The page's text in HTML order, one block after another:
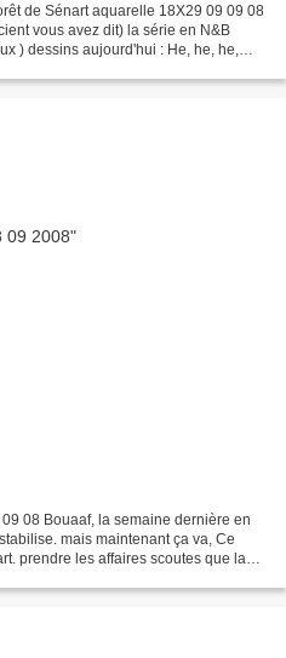
de Sénart aquarelle 18X29 09 09 08
vous avez dit) la série en N&B
) dessins aujourd'hui : He, he, he,
08 Bouaaf, la semaine dernière en
mais maintenant ça va, Ce
prendre les affaires scoutes que la